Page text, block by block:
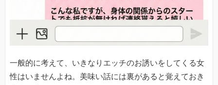
一般的に考えて、いきなりエッチのお誘いをしてくる女
性はいませんよね。美味い話には裏があると覚えておき